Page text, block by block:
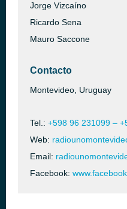
Jorge Vizcaíno
Ricardo Sena
Mauro Saccone
Contacto
Montevideo, Uruguay
Tel.: +598 96 231099 –
Web:
Email:
Facebook: